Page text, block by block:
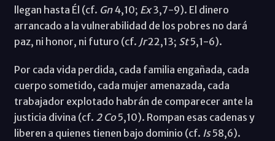
llegan hasta Él (cf. Gn4,10; Ex3,7-9). El dinero
arrancado a la vulnerabilidad de los pobres no dará
paz, ni honor, ni futuro (cf. Jr22,13; St5,1-6).
Por cada vida perdida, cada familia engañada, cada
cuerpo sometido, cada mujer amenazada, cada
trabajador explotado habrán de comparecer ante la
justicia divina (cf. 2 Co5,10). Rompan esas cadenas y
liberen a quienes tienen bajo dominio (cf. Is58,6).